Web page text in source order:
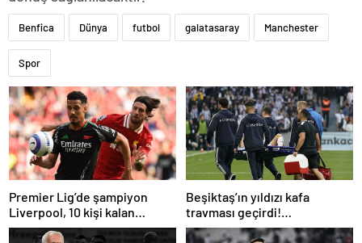
Benfica Dünya futbol galatasaray Manchester
Spor
Premier Lig’de şampiyon
Liverpool, 10 kişi kalan
Arsenal’e takıldı
Beşiktaş’ın yıldızı kafa
travması geçirdi!
Beşiktaş’tan açıklama geldi…